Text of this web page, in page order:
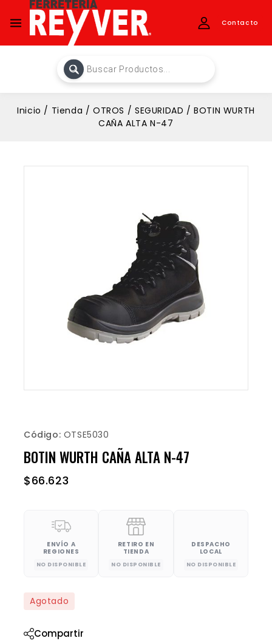
Contacto
Inicio / Tienda / OTROS / SEGURIDAD / BOTIN WURTH
CAÑA ALTA N-47
Código: OTSE5030
BOTIN WURTH CAÑA ALTA N-47
$66.623
ENVÍO A
REGIONES
NO DISPONIBLE
RETIRO EN
TIENDA
NO DISPONIBLE
DESPACHO
LOCAL
NO DISPONIBLE
Agotado
Compartir